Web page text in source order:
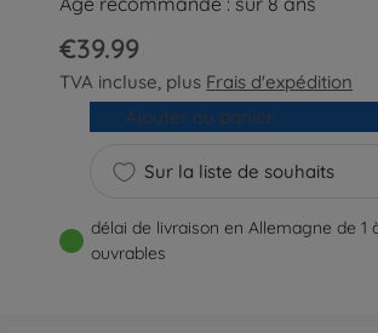
€39.99
TVA incluse, plus Frais d'expédition
Sur la liste de souhaits
Ajouter au panier
délai de livraison en Allemagne de 1
ouvrables